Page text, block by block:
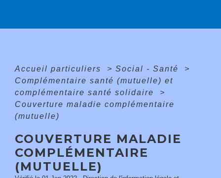
Accueil particuliers > Social - Santé
>
Complémentaire santé (mutuelle) et
complémentaire santé solidaire
>
Couverture maladie complémentaire
(mutuelle)
COUVERTURE MALADIE
COMPLÉMENTAIRE
(MUTUELLE)